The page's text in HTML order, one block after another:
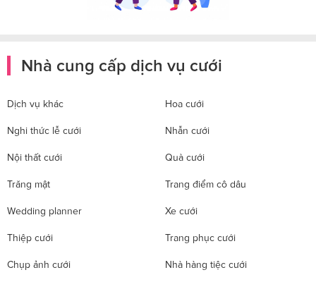
Nhà cung cấp dịch vụ cưới
Dịch vụ khác Hoa cưới
Nghi thức lễ cưới Nhẫn cưới
Nội thất cưới Quà cưới
Trăng mật Trang điểm cô dâu
Wedding planner Xe cưới
Thiệp cưới Trang phục cưới
Chụp ảnh cưới Nhà hàng tiệc cưới